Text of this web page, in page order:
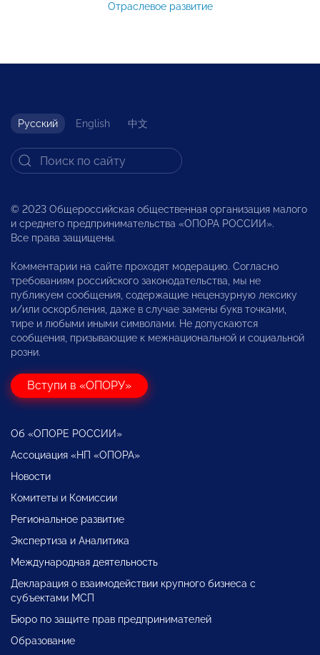
Отраслевое развитие
Русский English 中文
© 2023 Общероссийская общественная организация малого
и среднего предпринимательства «ОПОРА РОССИИ».
Все права защищены.
Комментарии на сайте проходят модерацию. Согласно
требованиям российского законодательства, мы не
публикуем сообщения, содержащие нецензурную лексику
и/или оскорбления, даже в случае замены букв точками,
тире и любыми иными символами. Не допускаются
сообщения, призывающие к межнациональной и социальной
розни.
Вступи в «ОПОРУ»
Об «ОПОРЕ РОССИИ»
Ассоциация «НП «ОПОРА»
Новости
Комитеты и Комиссии
Региональное развитие
Экспертиза и Аналитика
Международная деятельность
Декларация о взаимодействии крупного бизнеса с
субъектами МСП
Бюро по защите прав предпринимателей
Образование